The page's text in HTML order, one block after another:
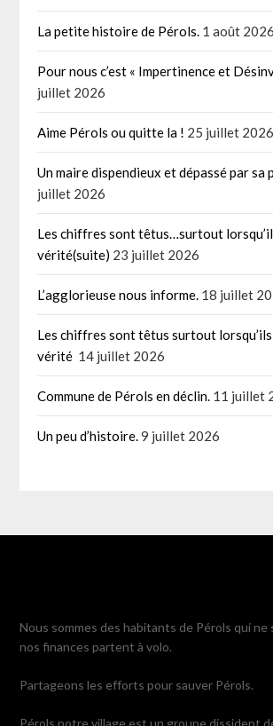
La petite histoire de Pérols. 1 août 2026
Pour nous c’est « Impertinence et
juillet 2026
Aime Pérols ou quitte la ! 25 juillet 2026
Un maire dispendieux et dépassé par sa
juillet 2026
Les chiffres sont têtus…surtout
vérité(suite) 23 juillet 2026
L’agglorieuse nous informe. 18 juillet
Les chiffres sont têtus surtout
vérité 14 juillet 2026
Commune de Pérols en déclin. 11 juillet
Un peu d’histoire.9 juillet 2026
Nous sommes des habitants de Pérols qui
nos finances partent à volo.
Partageons les efforts pour sauver Pérols.
Pérols notre village est un groupe dissident